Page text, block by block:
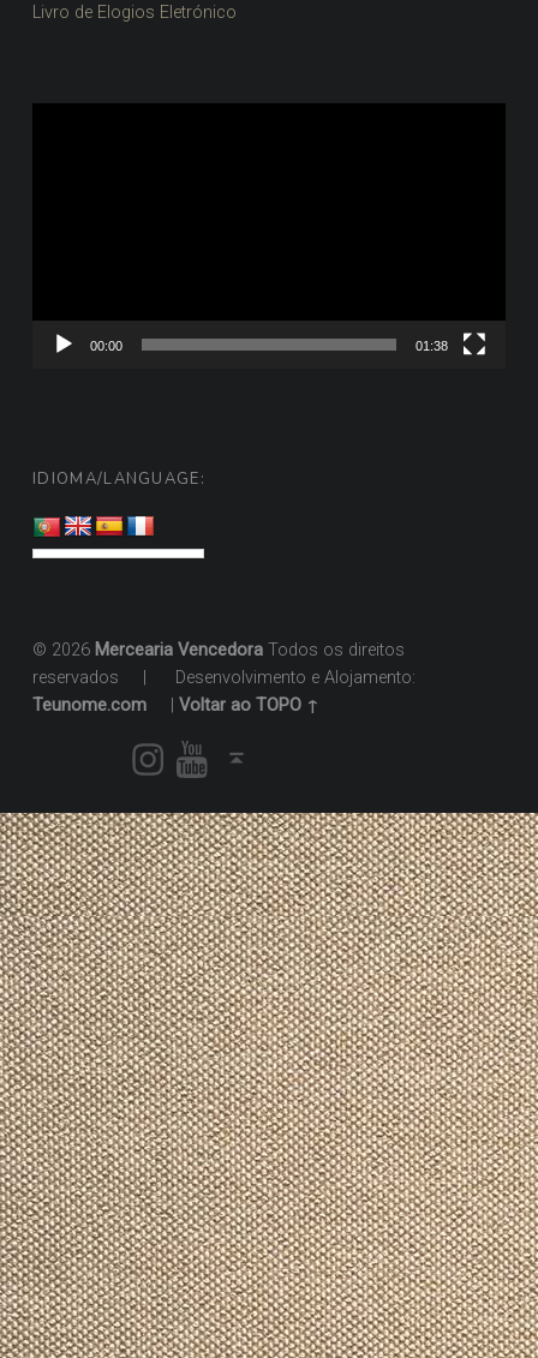
Livro de Elogios Eletrónico
00:00 01:38
IDIOMA/LANGUAGE:
© 2026 Mercearia VencedoraTodos os direitos
reservados
Desenvolvimento e Alojamento:
Teunome.com
Voltar ao TOPO ↑
InstagramYoutube